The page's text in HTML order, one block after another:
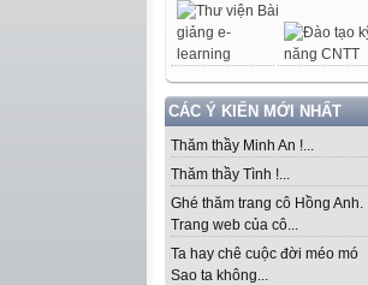
CÁC Ý KIẾN MỚI NHẤT
Thăm thầy Minh An !...
Thăm thầy Tình !...
Ghé thăm trang cô Hồng Anh.
Trang web của cô...
Ta hay chê cuộc đời méo mó
Sao ta không...